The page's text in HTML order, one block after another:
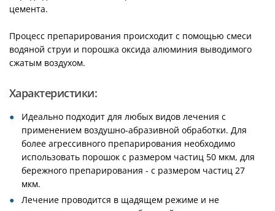
цемента.
Процесс препарирования происходит с помощью смеси
водяной струи и порошка оксида алюминия выводимого
сжатым воздухом.
Характеристики:
Идеально подходит для любых видов лечения с
применением воздушно-абразивной обработки. Для
более агрессивного препарирования необходимо
использовать порошок с размером частиц 50 мкм, для
бережного препарирования - с размером частиц 27
мкм.
Лечение проводится в щадящем режиме и не